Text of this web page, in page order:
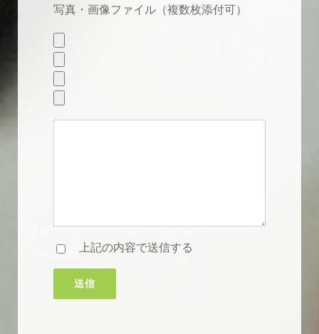
写真・画像ファイル（複数枚添付可）
上記の内容で送信する